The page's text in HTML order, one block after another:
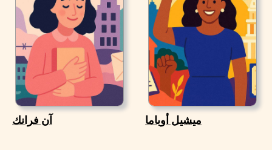
آن فرانك ميشيل أوباما